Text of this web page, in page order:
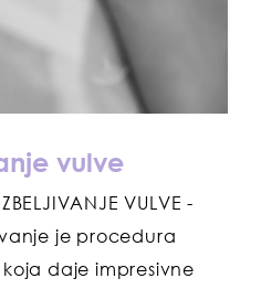
vulve
VULVE -
je procedura
daje impresivne